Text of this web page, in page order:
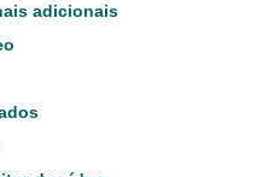
adicionais